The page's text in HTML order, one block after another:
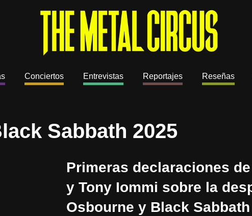
Conciertos Entrevistas Reportajes Reseñas
Sabbath 2025
Primeras declaraciones
y Tony Iommi sobre la
Osbourne y Black Sabbath